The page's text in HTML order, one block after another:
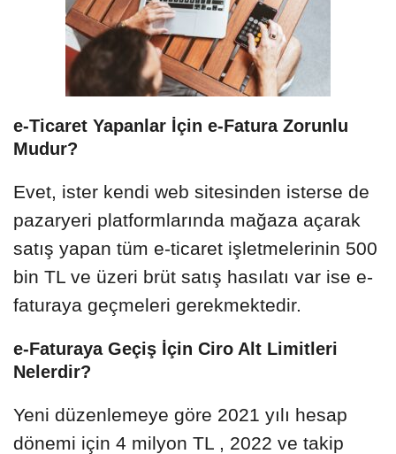
e-Ticaret Yapanlar İçin e-Fatura Zorunlu
Mudur?
Evet, ister kendi web sitesinden isterse de
pazaryeri platformlarında mağaza açarak
satış yapan tüm e-ticaret işletmelerinin 500
bin TL ve üzeri brüt satış hasılatı var ise e-
faturaya geçmeleri gerekmektedir.
e-Faturaya Geçiş İçin Ciro Alt Limitleri
Nelerdir?
Yeni düzenlemeye göre 2021 yılı hesap
dönemi için 4 milyon TL , 2022 ve takip